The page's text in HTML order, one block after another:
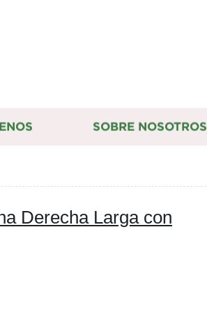
SOBRE NOSOTROS
Derecha Larga con